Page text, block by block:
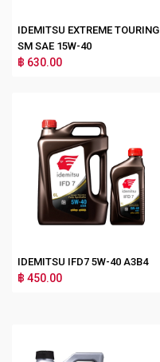
IDEMITSU EXTREME TOURING
SM SAE 15W-40
฿ 630.00
IDEMITSU IFD7 5W-40 A3B4
฿ 450.00